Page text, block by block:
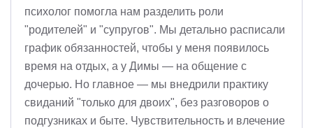
психолог помогла нам разделить роли
"родителей" и "супругов". Мы детально расписали
график обязанностей, чтобы у меня появилось
время на отдых, а у Димы — на общение с
дочерью. Но главное — мы внедрили практику
свиданий "только для двоих", без разговоров о
подгузниках и быте. Чувствительность и влечение